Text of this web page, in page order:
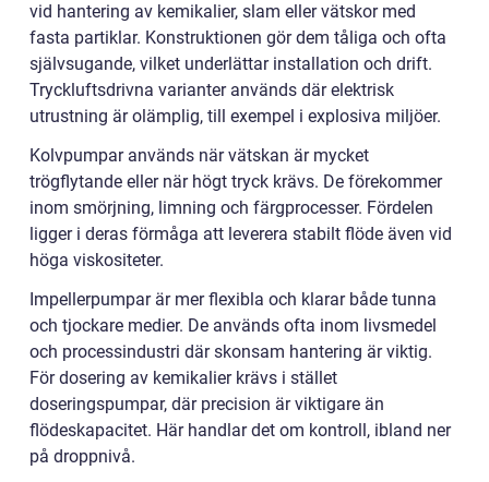
vid hantering av kemikalier, slam eller vätskor med
fasta partiklar. Konstruktionen gör dem tåliga och ofta
självsugande, vilket underlättar installation och drift.
Tryckluftsdrivna varianter används där elektrisk
utrustning är olämplig, till exempel i explosiva miljöer.
Kolvpumpar används när vätskan är mycket
trögflytande eller när högt tryck krävs. De förekommer
inom smörjning, limning och färgprocesser. Fördelen
ligger i deras förmåga att leverera stabilt flöde även vid
höga viskositeter.
Impellerpumpar är mer flexibla och klarar både tunna
och tjockare medier. De används ofta inom livsmedel
och processindustri där skonsam hantering är viktig.
För dosering av kemikalier krävs i stället
doseringspumpar, där precision är viktigare än
flödeskapacitet. Här handlar det om kontroll, ibland ner
på droppnivå.